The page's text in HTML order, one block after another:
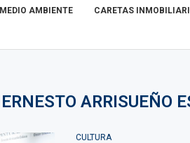
MEDIO AMBIENTE CARETAS
ERNESTO ARRISUEÑO
CULTURA